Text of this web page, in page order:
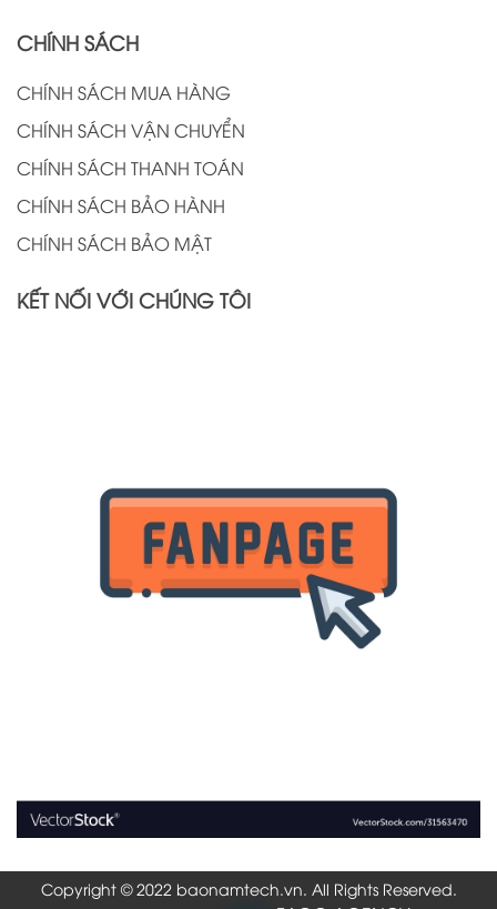
CHÍNH SÁCH
CHÍNH SÁCH MUA HÀNG
CHÍNH SÁCH VẬN CHUYỂN
CHÍNH SÁCH THANH TOÁN
CHÍNH SÁCH BẢO HÀNH
CHÍNH SÁCH BẢO MẬT
KẾT NỐI VỚI CHÚNG TÔI
Copyright © 2022 baonamtech.vn. All Rights Reserved.